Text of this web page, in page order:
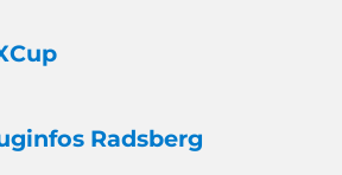
infos Radsberg